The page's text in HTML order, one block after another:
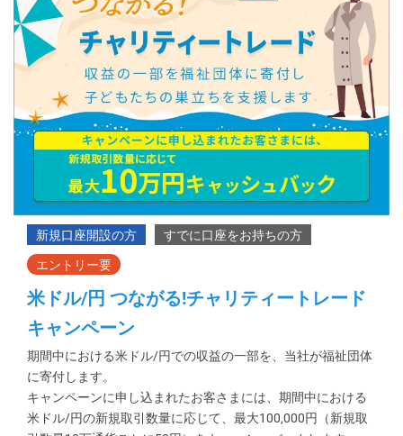
米ドル/円 つながる!チャリティートレード
キャンペーン
期間中における米ドル/円での収益の一部を、当社が福祉団体
に寄付します。
キャンペーンに申し込まれたお客さまには、期間中における
米ドル/円の新規取引数量に応じて、最大100,000円（新規取